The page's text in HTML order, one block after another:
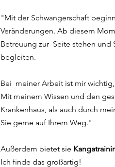
"Mit der Schwangerschaft
Veränderungen. Ab diesem
Betreuung zur  Seite stehen
begleiten.
Bei  meiner Arbeit ist mir
Mit meinem Wissen und den
Krankenhaus, als auch durch
Sie gerne auf Ihrem Weg."
Außerdem bietet sie
Ich finde das großartig!